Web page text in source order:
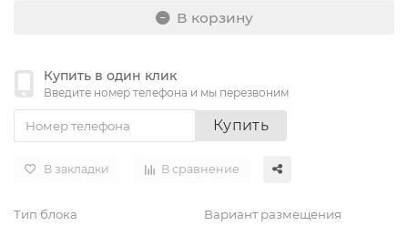
В корзину
Купить в один клик
Введите номер телефона и мы перезвоним
Купить
В закладки В сравнение
Тип блока Вариант размещения